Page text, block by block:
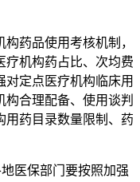
药品使用考核机制，
疗机构药占比、次均费
对定点医疗机构临床用
合理配备、使用谈判
用药目录数量限制、药
医保部门要按照加强